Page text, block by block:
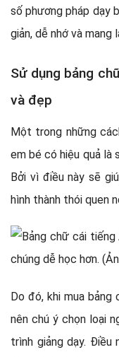
số phương pháp dạy
giản, dễ nhớ và mang
Sử dụng bảng
và đẹp
Một trong những
em bé có hiệu quả là
Bởi vì điều này sẽ
hình thành thói quen
Do đó, khi mua
nên chú ý chọn loại
trình giảng dạy. Điều